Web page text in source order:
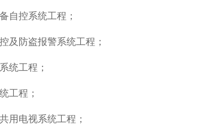
自控系统工程；
及防盗报警系统工程；
统工程；
工程；
用电视系统工程；